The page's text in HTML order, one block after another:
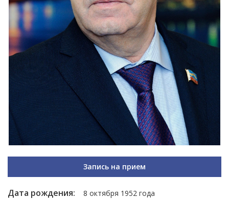
Запись на прием
Дата рождения: 8 октября 1952 года